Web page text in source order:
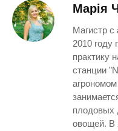
Марія
Магистр с
2010 году
практику
станции
плодовых
овощей. В